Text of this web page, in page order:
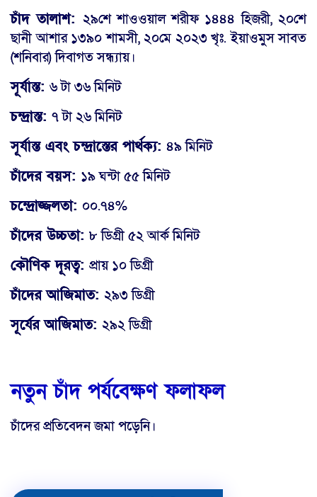
চাঁদ তালাশ: ২৯শে শাওওয়াল শরীফ ১৪৪৪ হিজরী, ২০শে
ছানী আশার ১৩৯০ শামসী, ২০মে ২০২৩ খৃঃ. ইয়াওমুস সাবত
(শনিবার) দিবাগত সন্ধ্যায়।
সূর্যাস্ত: ৬ টা ৩৬ মিনিট
চন্দ্রাস্ত: ৭ টা ২৬ মিনিট
সূর্যাস্ত এবং চন্দ্রাস্তের পার্থক্য: ৪৯ মিনিট
চাঁদের বয়স: ১৯ ঘন্টা ৫৫ মিনিট
চন্দ্রোজ্জলতা: ০০.৭৪%
চাঁদের উচ্চতা: ৮ ডিগ্রী ৫২ আর্ক মিনিট
কৌণিক দূরত্ব: প্রায় ১০ ডিগ্রী
চাঁদের আজিমাত: ২৯৩ ডিগ্রী
সূর্যের আজিমাত: ২৯২ ডিগ্রী
নতুন চাঁদ পর্যবেক্ষণ ফলাফল
চাঁদের প্রতিবেদন জমা পড়েনি।